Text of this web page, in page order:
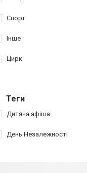
Спорт
Інше
Цирк
Теги
Дитяча афіша
День Незалежності